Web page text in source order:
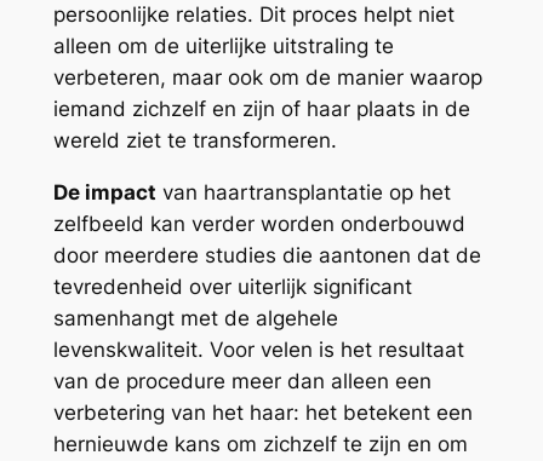
persoonlijke relaties. Dit proces helpt niet
alleen om de uiterlijke uitstraling te
verbeteren, maar ook om de manier waarop
iemand zichzelf en zijn of haar plaats in de
wereld ziet te transformeren.
De impact van haartransplantatie op het
zelfbeeld kan verder worden onderbouwd
door meerdere studies die aantonen dat de
tevredenheid over uiterlijk significant
samenhangt met de algehele
levenskwaliteit. Voor velen is het resultaat
van de procedure meer dan alleen een
verbetering van het haar: het betekent een
hernieuwde kans om zichzelf te zijn en om